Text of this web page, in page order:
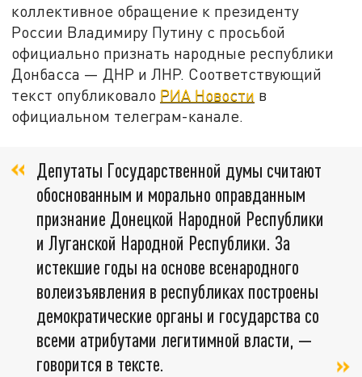
коллективное обращение к президенту
России Владимиру Путину с просьбой
официально признать народные республики
Донбасса — ДНР и ЛНР. Соответствующий
текст опубликовало РИА Новости в
официальном телеграм-канале.
Депутаты Государственной думы считают
обоснованным и морально оправданным
признание Донецкой Народной Республики
и Луганской Народной Республики. За
истекшие годы на основе всенародного
волеизъявления в республиках построены
демократические органы и государства со
всеми атрибутами легитимной власти, —
говорится в тексте.